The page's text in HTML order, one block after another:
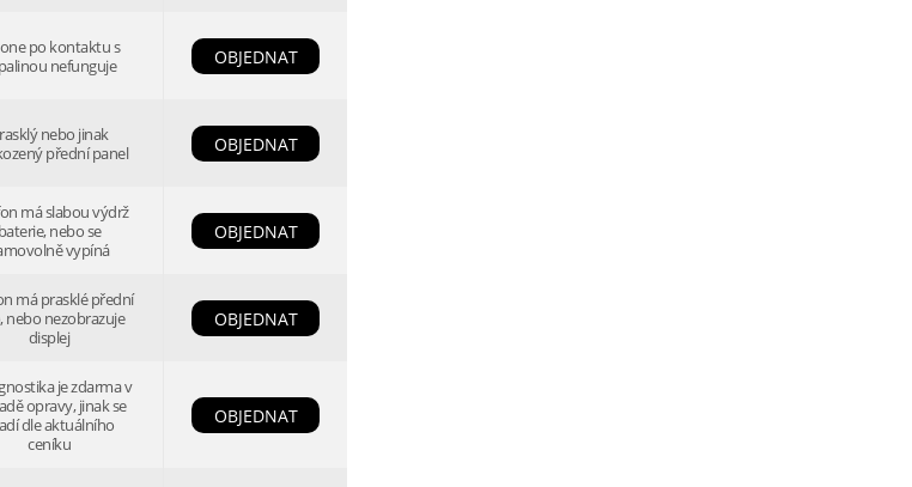
po kontaktu s
nefunguje
OBJEDNAT
nebo jinak
přední panel
OBJEDNAT
má slabou výdrž
baterie, nebo se
vypíná
OBJEDNAT
má prasklé přední
nebo nezobrazuje
displej
OBJEDNAT
je zdarma v
opravy, jinak se
dle aktuálního
ceníku
OBJEDNAT